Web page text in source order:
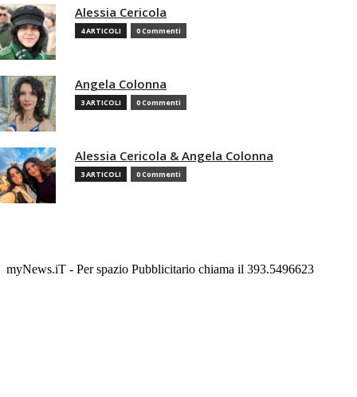
Alessia Cericola
4 ARTICOLI 0 Commenti
Angela Colonna
3 ARTICOLI 0 Commenti
Alessia Cericola & Angela Colonna
3 ARTICOLI 0 Commenti
myNews.iT - Per spazio Pubblicitario chiama il 393.5496623